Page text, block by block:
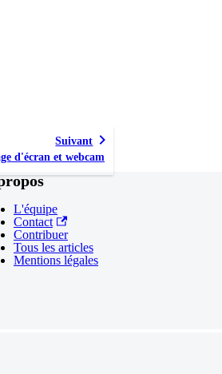
Suivant
d'écran et webcam
L'équipe
Contact
Contribuer
Tous les articles
Mentions légales